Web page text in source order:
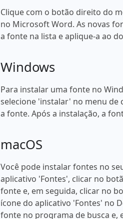
Clique com o botão direito do
no Microsoft Word. As novas
a fonte na lista e aplique-a ao
Windows
Para instalar uma fonte no
selecione 'instalar' no menu
a fonte. Após a instalação, a
macOS
Você pode instalar fontes no
aplicativo 'Fontes', clicar no
fonte e, em seguida, clicar no
ícone do aplicativo 'Fontes' no
fonte no programa de busca e,